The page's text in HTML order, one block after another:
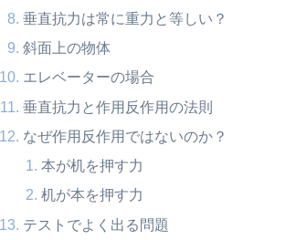
垂直抗力は常に重力と等しい？
斜面上の物体
エレベーターの場合
垂直抗力と作用反作用の法則
なぜ作用反作用ではないのか？
本が机を押す力
机が本を押す力
テストでよく出る問題